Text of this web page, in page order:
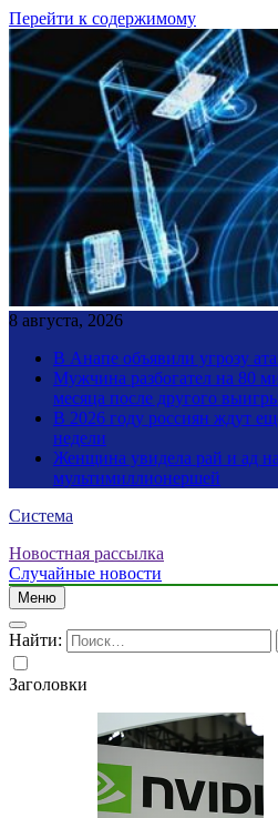
Перейти к содержимому
8 августа, 2026
В Анапе объявили угрозу
Мужчина разбогател на 80
месяца после другого
В 2026 году россиян ждут
недели
Женщина увидела рай и ад
мультимиллионершей
Система
Новостная рассылка
Случайные новости
Меню
Найти:
Заголовки